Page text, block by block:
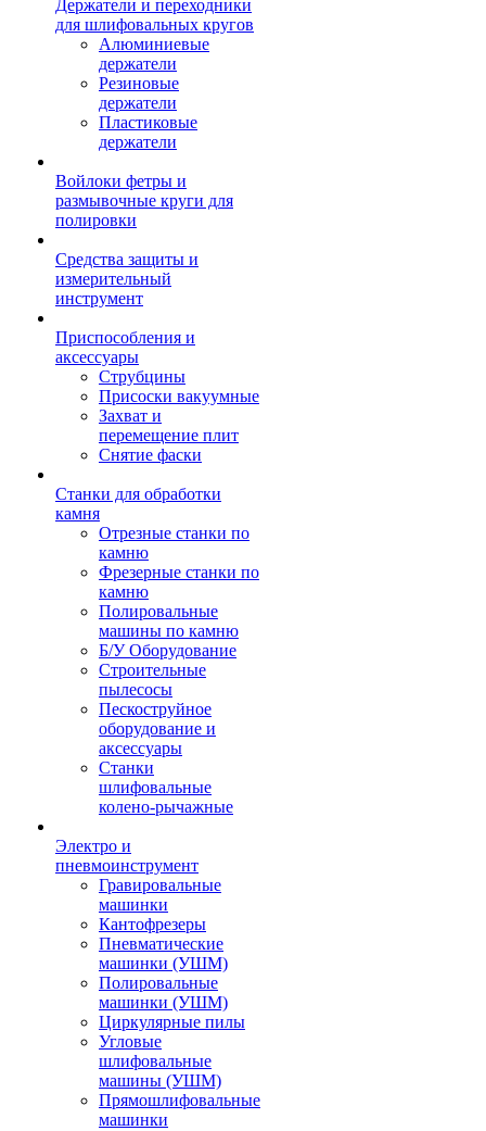
Держатели и переходники
для шлифовальных кругов
Алюминиевые
держатели
Резиновые
держатели
Пластиковые
держатели
Войлоки фетры и
размывочные круги для
полировки
Средства защиты и
измерительный
инструмент
Приспособления и
аксессуары
Струбцины
Присоски вакуумные
Захват и
перемещение плит
Снятие фаски
Станки для обработки
камня
Отрезные станки по
камню
Фрезерные станки по
камню
Полировальные
машины по камню
Б/У Оборудование
Строительные
пылесосы
Пескоструйное
оборудование и
аксессуары
Станки
шлифовальные
колено-рычажные
Электро и
пневмоинструмент
Гравировальные
машинки
Кантофрезеры
Пневматические
машинки (УШМ)
Полировальные
машинки (УШМ)
Циркулярные пилы
Угловые
шлифовальные
машины (УШМ)
Прямошлифовальные
машинки